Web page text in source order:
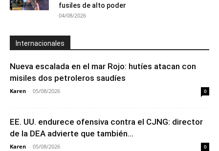
fusiles de alto poder
04/08/2026
Internacionales
Nueva escalada en el mar Rojo: hutíes atacan con
misiles dos petroleros saudíes
Karen - 05/08/2026 0
EE. UU. endurece ofensiva contra el CJNG: director
de la DEA advierte que también...
Karen - 05/08/2026 0